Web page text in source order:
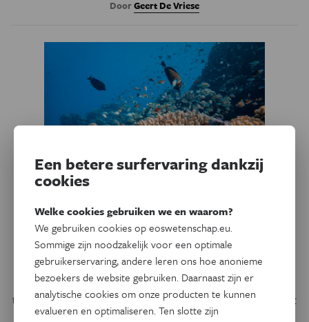
DoorGeert De Vriese
Natuur & Milieu
Communiceren koralen met
geluid?
Koralen maken deel uit van een complex ecosysteem, en
tot nog toe was het de vraag hoe ze communiceerden met
hun omgeving. Misschien wel met geluiden, stelt een
Een betere surfervaring dankzij
cookies
Welke cookies gebruiken we en waarom?
We gebruiken cookies op eoswetenschap.eu.
Sommige zijn noodzakelijk voor een optimale
gebruikerservaring, andere leren ons hoe anonieme
bezoekers de website gebruiken. Daarnaast zijn er
analytische cookies om onze producten te kunnen
evalueren en optimaliseren. Ten slotte zijn